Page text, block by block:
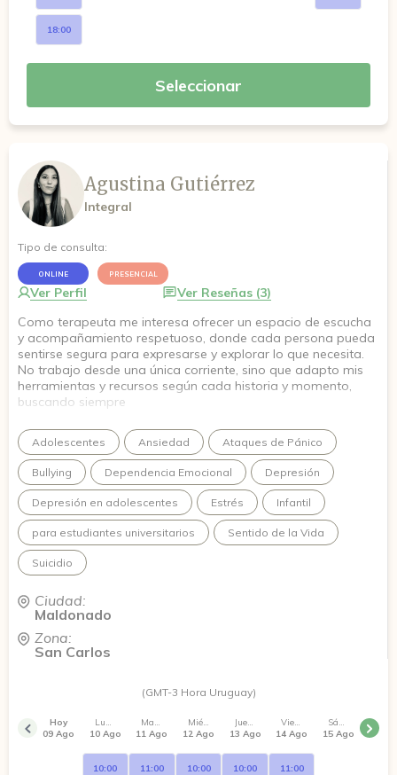
18:00
Seleccionar
Agustina Gutiérrez
Integral
Tipo de consulta:
ONLINE PRESENCIAL
Ver Perfil
Ver Reseñas (3)
Como terapeuta me interesa ofrecer un espacio de escucha
y acompañamiento respetuoso, donde cada persona pueda
sentirse segura para expresarse y explorar lo que necesita.
No trabajo desde una única corriente, sino que adapto mis
herramientas y recursos según cada historia y momento,
buscando siempre
Adolescentes Ansiedad Ataques de Pánico
Bullying Dependencia Emocional Depresión
Depresión en adolescentes Estrés Infantil
para estudiantes universitarios Sentido de la Vida
Suicidio
Ciudad:
Maldonado
Zona:
San Carlos
(GMT-3 Hora Uruguay)
Hoy
09 Ago
Lunes
10 Ago
10:00
Martes
11 Ago
11:00
Miércoles
12 Ago
10:00
Jueves
13 Ago
10:00
Viernes
14 Ago
11:00
Sábado
15 Ago